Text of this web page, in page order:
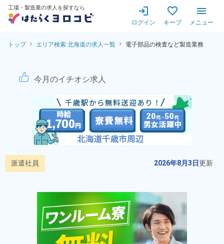
工場・製造業の求人を探すなら
ログイン キープ メニュー
トップ エリア検索 北海道の求人一覧 電子部品の検査など製造業務
電子部品の検査など製造業
今月のイチオシ求人
派遣社員 2026年8月3日更新